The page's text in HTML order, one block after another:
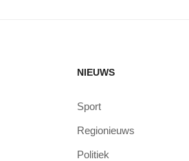
NIEUWS
Sport
Regionieuws
Politiek